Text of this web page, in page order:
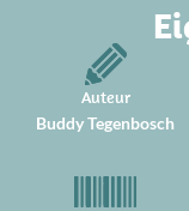
Auteur
Buddy Tegenbosch